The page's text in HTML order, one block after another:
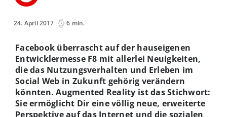
24. April 2017 6 min.
Facebook überrascht auf der hauseigenen
Entwicklermesse F8 mit allerlei Neuigkeiten,
die das Nutzungsverhalten und Erleben im
Social Web in Zukunft gehörig verändern
könnten. Augmented Reality ist das Stichwort:
Sie ermöglicht Dir eine völlig neue, erweiterte
Perspektive auf das Internet und die sozialen